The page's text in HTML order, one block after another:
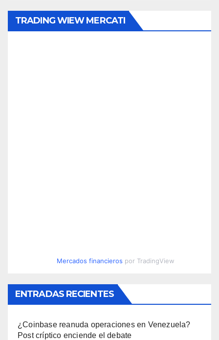
TRADING WIEW MERCATI
Mercados financieros por TradingView
ENTRADAS RECIENTES
¿Coinbase reanuda operaciones en Venezuela?
Post críptico enciende el debate